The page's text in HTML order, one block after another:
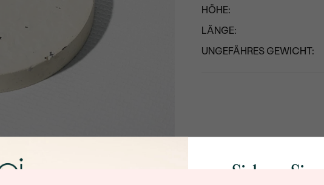
HÖHE:
LÄNGE:
UNGEFÄHRES GEWICHT:
Sichern Sie